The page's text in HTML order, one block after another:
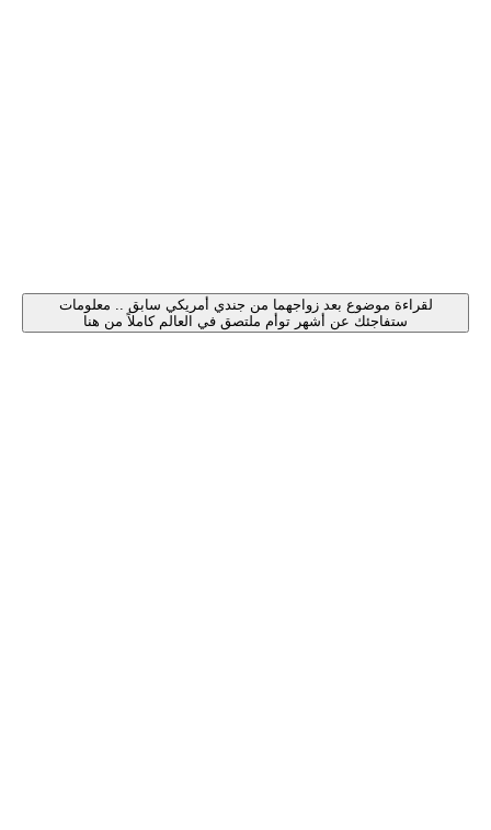
لقراءة موضوع بعد زواجهما من جندي أمريكي سابق .. معلومات
ستفاجئك عن أشهر توأم ملتصق في العالم كاملاً من هنا